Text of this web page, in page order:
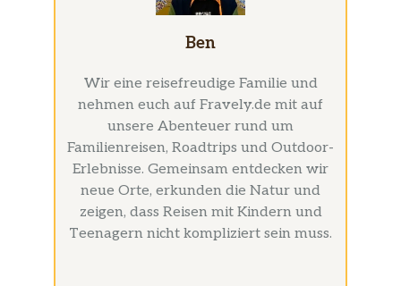
Ben
Wir eine reisefreudige Familie und
nehmen euch auf Fravely.de mit auf
unsere Abenteuer rund um
Familienreisen, Roadtrips und Outdoor-
Erlebnisse. Gemeinsam entdecken wir
neue Orte, erkunden die Natur und
zeigen, dass Reisen mit Kindern und
Teenagern nicht kompliziert sein muss.